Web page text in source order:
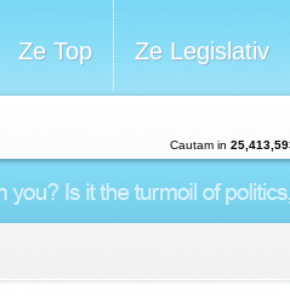
Ze Top Ze Legislativ
Cautam in